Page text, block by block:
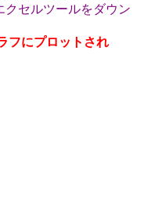
クセルツールをダウン
フにプロットされ